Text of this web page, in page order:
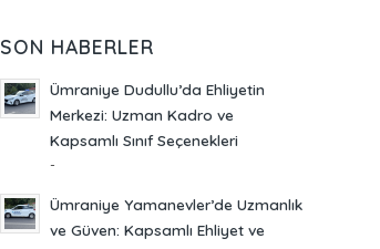
SON HABERLER
Ümraniye Dudullu’da Ehliyetin
Merkezi: Uzman Kadro ve
Kapsamlı Sınıf Seçenekleri
-
Ümraniye Yamanevler’de Uzmanlık
ve Güven: Kapsamlı Ehliyet ve